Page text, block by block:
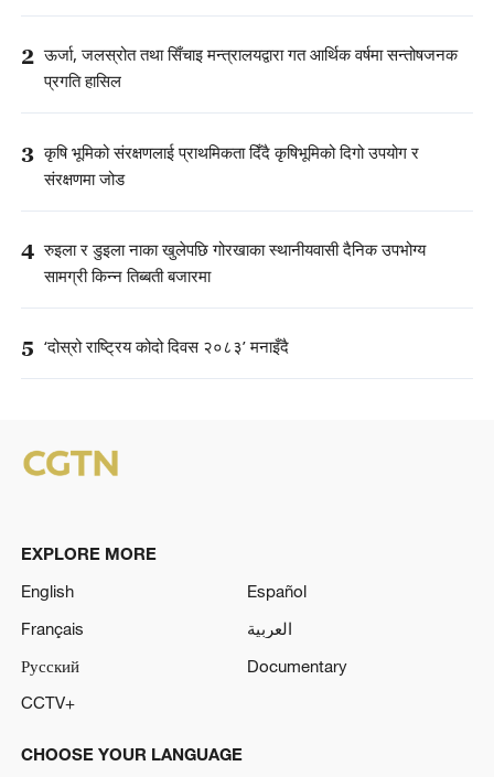
2 ऊर्जा, जलस्रोत तथा सिँचाइ मन्त्रालयद्वारा गत आर्थिक वर्षमा सन्तोषजनक
प्रगति हासिल
3 कृषि भूमिको संरक्षणलाई प्राथमिकता दिँदै कृषिभूमिको दिगो उपयोग र
संरक्षणमा जोड
4 रुइला र डुइला नाका खुलेपछि गोरखाका स्थानीयवासी दैनिक उपभोग्य
सामग्री किन्न तिब्बती बजारमा
5 ‘दोस्रो राष्ट्रिय कोदो दिवस २०८३’ मनाइँदै
EXPLORE MORE
English
Español
Français
العربية
Русский
Documentary
CCTV+
CHOOSE YOUR LANGUAGE